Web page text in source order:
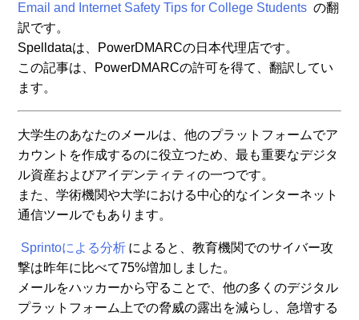
Email and Internet Safety Tips for College Students の翻
訳です。
Spelldataは、PowerDMARCの日本代理店です。
この記事は、PowerDMARCの許可を得て、翻訳してい
ます。
大学生のあなたのメールは、他のプラットフォームでア
カウントを作成するのに役立つため、最も重要なデジタ
ル資産およびアイデンティティの一つです。
また、学術機関や大学における中心的なインターネット
通信ツールでもあります。
Sprintoによる分析 によると、教育機関でのサイバー攻
撃は昨年に比べて75%増加しました。
メールをハッカーから守ることで、他の多くのデジタル
プラットフォーム上での脅威の露出を減らし、急増する